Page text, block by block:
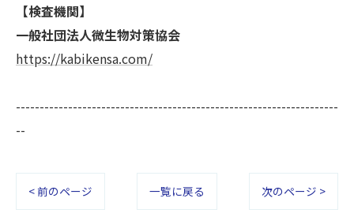
【検査機関】
一般社団法人微生物対策協会
https://kabikensa.com/
--------------------------------------------------------------------
--
< 前のページ 一覧に戻る 次のページ >